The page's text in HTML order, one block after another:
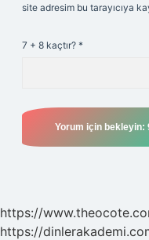
site adresim bu tarayıcıya
7 + 8 kaçtır? *
https://
https://